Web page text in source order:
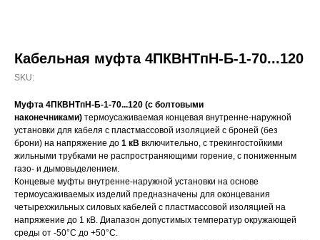
Кабельная муфта 4ПКВНТпН-Б-1-70...120
SKU:
Муфта 4ПКВНТпН-Б-1-70...120 (с болтовыми
наконечниками) термоусаживаемая концевая внутренне-наружной
установки для кабеля с пластмассовой изоляцией с броней (без
брони) на напряжение до 1 кВ включительно, с трекингостойкими
жильными трубками не распространяющими горение, с пониженным
газо- и дымовыделением.
Концевые муфты внутренне-наружной установки на основе
термоусаживаемых изделий предназначены для оконцевания
четырехжильных силовых кабелей с пластмассовой изоляцией на
напряжение до 1 кВ. Диапазон допустимых температур окружающей
среды от -50°С до +50°С.